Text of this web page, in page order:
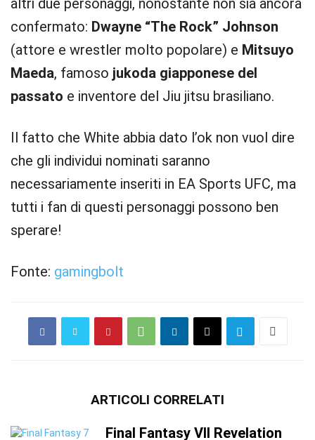
altri due personaggi, nonostante non sia ancora
confermato: Dwayne “The Rock” Johnson
(attore e wrestler molto popolare) e Mitsuyo
Maeda, famoso jukoda giapponese del
passato e inventore del Jiu jitsu brasiliano.
Il fatto che White abbia dato l’ok non vuol dire
che gli individui nominati saranno
necessariamente inseriti in EA Sports UFC, ma
tutti i fan di questi personaggi possono ben
sperare!
Fonte: gamingbolt
ARTICOLI CORRELATI
Final Fantasy VII Revelation